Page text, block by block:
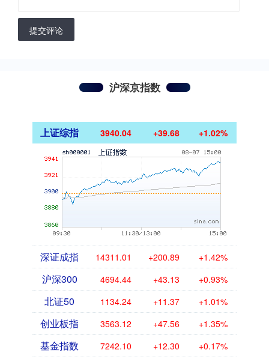
提交评论
沪深京指数
上证综指 3940.04 +39.68 +1.02%
深证成指 14311.01 +200.89 +1.42%
沪深300 4694.44 +43.13 +0.93%
北证50 1134.24 +11.37 +1.01%
创业板指 3563.12 +47.56 +1.35%
基金指数 7242.10 +12.30 +0.17%